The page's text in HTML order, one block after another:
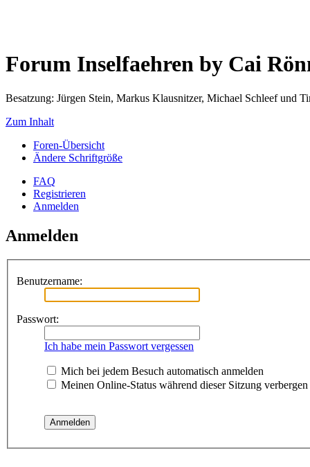
Forum Inselfaehren by Cai
Besatzung: Jürgen Stein, Markus Klausnitzer, Michael Schleef und
Zum Inhalt
Foren-Übersicht
Ändere Schriftgröße
FAQ
Registrieren
Anmelden
Anmelden
Benutzername:
Passwort:
Ich habe mein Passwort vergessen
Mich bei jedem Besuch automatisch anmelden
Meinen Online-Status während dieser Sitzung verbergen